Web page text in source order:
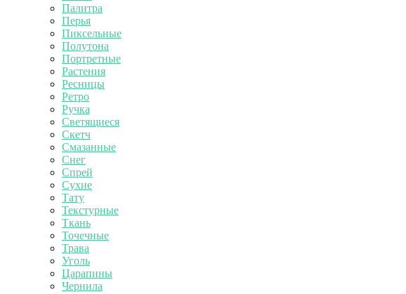
Палитра
Перья
Пиксельные
Полутона
Портретные
Растения
Ресницы
Ретро
Ручка
Светящиеся
Скетч
Смазанные
Снег
Спрей
Сухие
Тату
Текстурные
Ткань
Точечные
Трава
Уголь
Царапины
Чернила